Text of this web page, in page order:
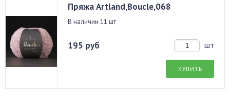
Пряжа Artland,Boucle,068
В наличии 11 шт
195 руб шт
КУПИТЬ